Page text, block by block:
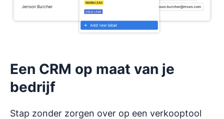
Een CRM op maat van je
bedrijf
Stap zonder zorgen over op een verkooptool